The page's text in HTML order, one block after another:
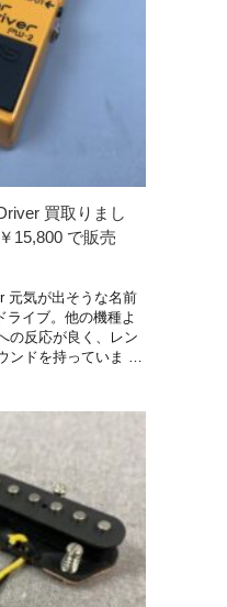
買取りまし
15,800 で販売
元気が出そうな名前
ライブ。他の機種よ
の反応が良く、レン
ンドを持っていま …